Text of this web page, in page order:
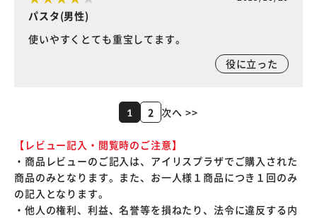
パスタ(男性)
使いやすくとても重宝してます。
役に立った
1 2 次へ >>
【レビュー記入・閲覧時のご注意】
・商品レビューのご記入は、アイリスプラザでご購入された
商品のみとなります。また、お一人様１商品につき１回のみ
の記入となります。
・他人の権利、利益、名誉等を損ねたり、法令に違反する内